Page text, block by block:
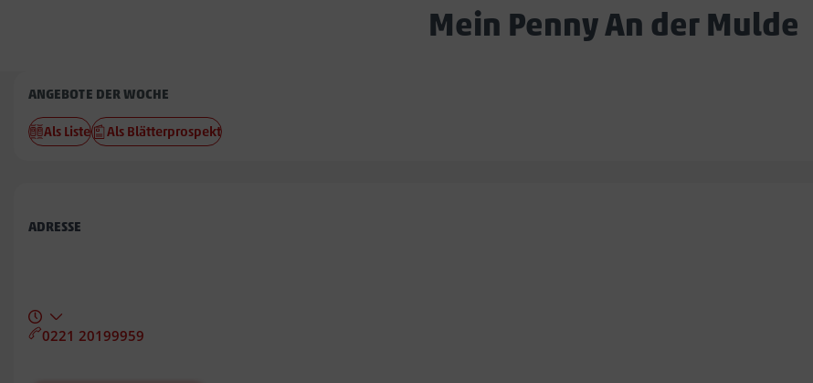
Mein Penny An der Mulde
Penny
An
der
ANGEBOTE DER WOCHE
Als Liste Als Blätterprospekt
ADRESSE
0221 20199959